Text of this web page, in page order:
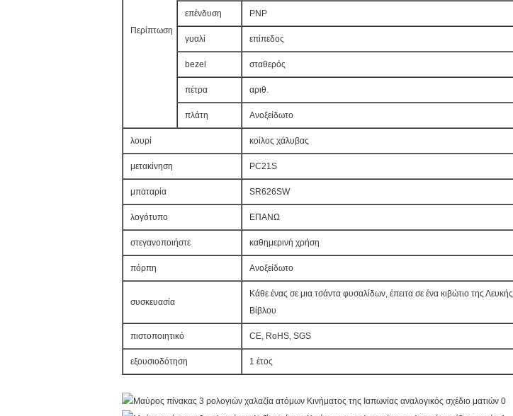
Περίπτωση
επένδυση PNP
γυαλί επίπεδος
bezel σταθερός
πέτρα αριθ.
πλάτη Ανοξείδωτο
λουρί κοίλος χάλυβας
μετακίνηση PC21S
μπαταρία SR626SW
λογότυπο ΕΠΑΝΩ
στεγανοποιήστε καθημερινή χρήση
πόρπη Ανοξείδωτο
συσκευασία
Κάθε ένας σε μια τσάντα φυσαλίδων, έπειτα σε ένα κιβώτιο της Λευκής
Βίβλου
πιστοποιητικό CE, RoHS, SGS
εξουσιοδότηση 1 έτος